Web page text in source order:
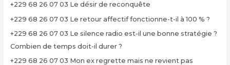
+229 68 26 07 03 Le désir de reconquête
+229 68 26 07 03 Le retour affectif fonctionne-t-il à 100 % ?
+229 68 26 07 03 Le silence radio est-il une bonne stratégie ?
Combien de temps doit-il durer ?
+229 68 26 07 03 Mon ex regrette mais ne revient pas